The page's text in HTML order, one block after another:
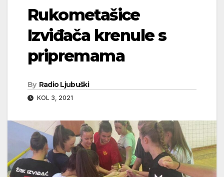
Rukometašice
Izviđača krenule s
pripremama
By Radio Ljubuški
KOL 3, 2021